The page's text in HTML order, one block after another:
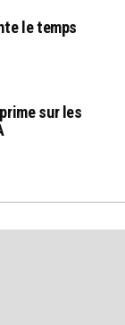
le temps
sur les